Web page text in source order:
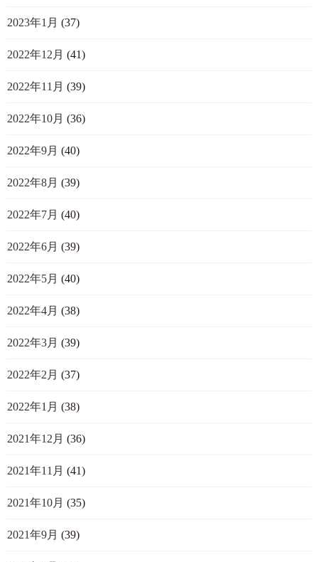
2023年1月 (37)
2022年12月 (41)
2022年11月 (39)
2022年10月 (36)
2022年9月 (40)
2022年8月 (39)
2022年7月 (40)
2022年6月 (39)
2022年5月 (40)
2022年4月 (38)
2022年3月 (39)
2022年2月 (37)
2022年1月 (38)
2021年12月 (36)
2021年11月 (41)
2021年10月 (35)
2021年9月 (39)